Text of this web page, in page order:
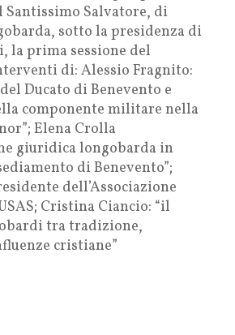
Santissimo Salvatore, di
sotto la presidenza di
la prima sessione del
di: Alessio Fragnito:
Ducato di Benevento e
componente militare nella
Elena Crolla
giuridica longobarda in
di Benevento”;
dell’Associazione
Cristina Ciancio: “il
tra tradizione,
cristiane”